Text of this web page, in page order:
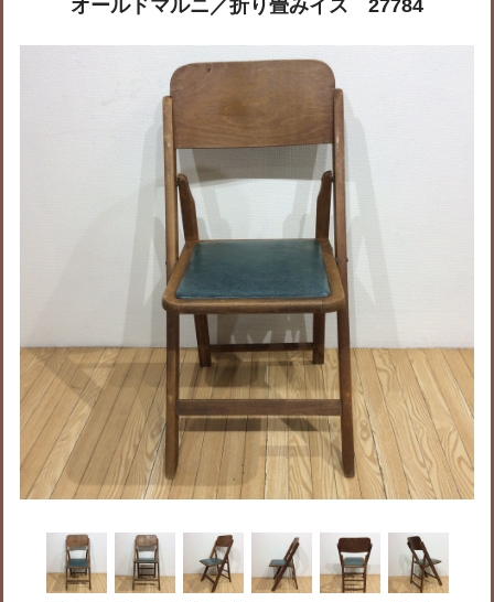
オールドマルニ／折り畳みイス 27784